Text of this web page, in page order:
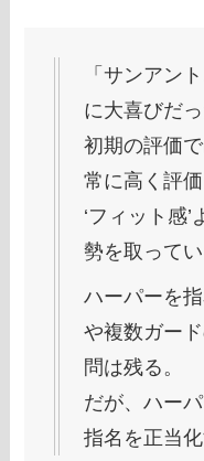
「サンアン
に大喜びだっ
初期の評価
常に高く評価
‘フィット感’
勢を取ってい
ハーパーを
や複数ガー
問は残る。
だが、ハー
指名を正当